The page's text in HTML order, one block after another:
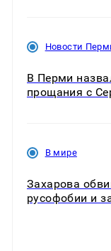
Новости
В Перми
прощания с
В мире
Захарова
русофобии и